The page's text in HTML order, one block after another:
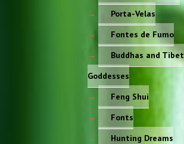
Porta-Velas
Fontes de Fumo
Buddhas and
Goddesses
Feng Shui
Fonts
Hunting Dreams